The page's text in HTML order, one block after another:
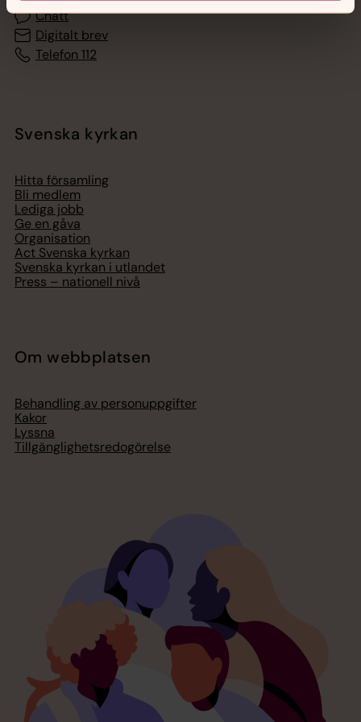
Chatt
Digitalt brev
Telefon 112
Svenska kyrkan
Hitta församling
Bli medlem
Lediga jobb
Ge en gåva
Organisation
Act Svenska kyrkan
Svenska kyrkan i utlandet
Press – nationell nivå
Om webbplatsen
Behandling av personuppgifter
Kakor
Lyssna
Tillgänglighetsredogörelse